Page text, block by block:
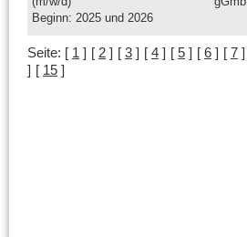
Beginn: 2025 und 2026
Seite: [ 1 ] [ 2 ] [ 3 ] [ 4 ] [ 5 ] [ 6 ] [ 7 ]
] [ 15 ]